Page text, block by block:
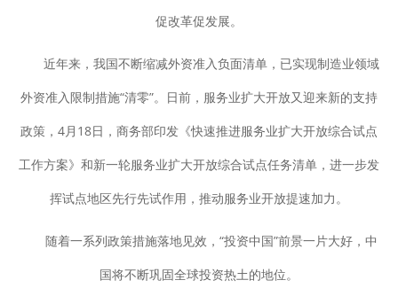
促改革促发展。
近年来，我国不断缩减外资准入负面清单，已实现制造业领域
外资准入限制措施“清零”。日前，服务业扩大开放又迎来新的支持
政策，4月18日，商务部印发《快速推进服务业扩大开放综合试点
工作方案》和新一轮服务业扩大开放综合试点任务清单，进一步发
挥试点地区先行先试作用，推动服务业开放提速加力。
随着一系列政策措施落地见效，“投资中国”前景一片大好，中
国将不断巩固全球投资热土的地位。